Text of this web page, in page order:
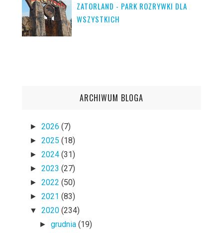
ZATORLAND - PARK ROZRYWKI DLA
WSZYSTKICH
ARCHIWUM BLOGA
► 2026 (7)
► 2025 (18)
► 2024 (31)
► 2023 (27)
► 2022 (50)
► 2021 (83)
▼ 2020 (234)
►grudnia(19)